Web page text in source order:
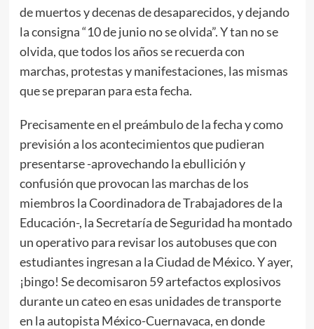
de muertos y decenas de desaparecidos, y dejando
la consigna “10 de junio no se olvida”. Y tan no se
olvida, que todos los años se recuerda con
marchas, protestas y manifestaciones, las mismas
que se preparan para esta fecha.
Precisamente en el preámbulo de la fecha y como
previsión a los acontecimientos que pudieran
presentarse -aprovechando la ebullición y
confusión que provocan las marchas de los
miembros la Coordinadora de Trabajadores de la
Educación-, la Secretaría de Seguridad ha montado
un operativo para revisar los autobuses que con
estudiantes ingresan a la Ciudad de México. Y ayer,
¡bingo! Se decomisaron 59 artefactos explosivos
durante un cateo en esas unidades de transporte
en la autopista México-Cuernavaca, en donde